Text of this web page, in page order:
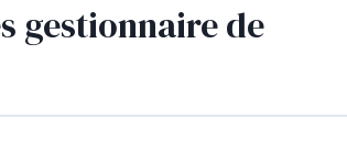
gestionnaire de